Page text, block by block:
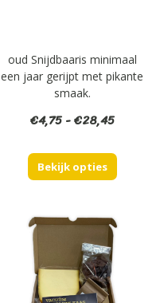
oud Snijdbaaris minimaal
een jaar gerijpt met pikante
smaak.
€4,75-€28,45
tot
€28,45
Bekijk opties